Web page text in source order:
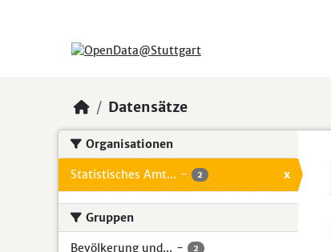
Datensätze
Organisationen
Statistisches Amt... - 2 x
Gruppen
Bevölkerung und... - 2